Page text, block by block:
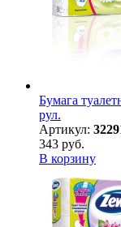
Бумага
рул.
Артикул:
343 руб.
В корзину